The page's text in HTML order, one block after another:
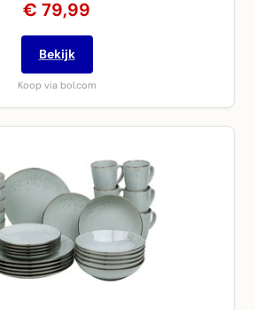
€ 79,99
Bekijk
Koop via bol.com